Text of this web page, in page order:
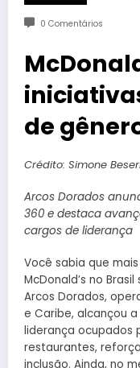
0 Comentários
de
Crédito: Simone
Arcos Dorados
360 e destaca
cargos de liderança
Você sabia que
McDonald’s no
Arcos Dorados,
e Caribe, alcançou
liderança ocupados
restaurantes,
inclusão. Ainda, no